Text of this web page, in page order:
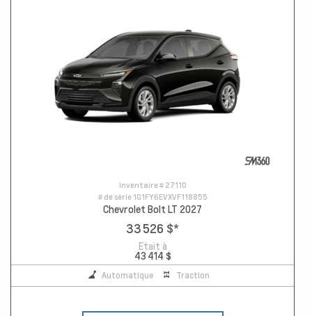
Inventaire # 27110
# de série 1G1FY6EVXVF118855
Chevrolet Bolt LT 2027
33 526 $*
Etait à
43 414 $
Automatique Traction